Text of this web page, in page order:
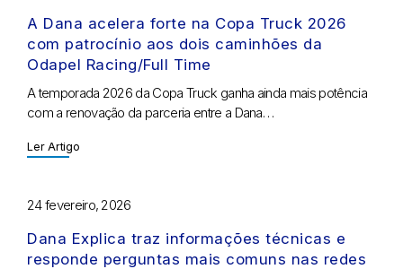
A Dana acelera forte na Copa Truck 2026
com patrocínio aos dois caminhões da
Odapel Racing/Full Time
A temporada 2026 da Copa Truck ganha ainda mais potência
com a renovação da parceria entre a Dana…
Ler Artigo
24 fevereiro, 2026
Dana Explica traz informações técnicas e
responde perguntas mais comuns nas redes